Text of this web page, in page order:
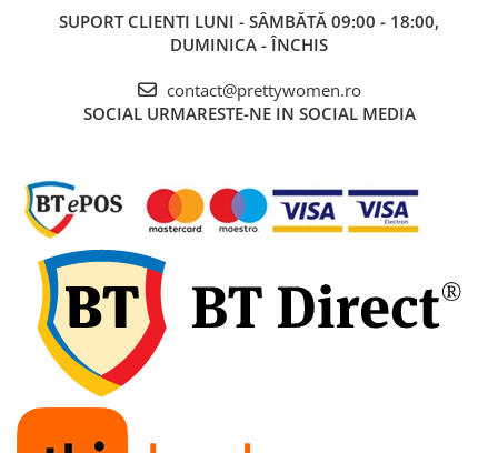
SUPORT CLIENTI LUNI - SÂMBĂTĂ 09:00 - 18:00,
DUMINICA - ÎNCHIS
contact@prettywomen.ro
SOCIAL URMARESTE-NE IN SOCIAL MEDIA